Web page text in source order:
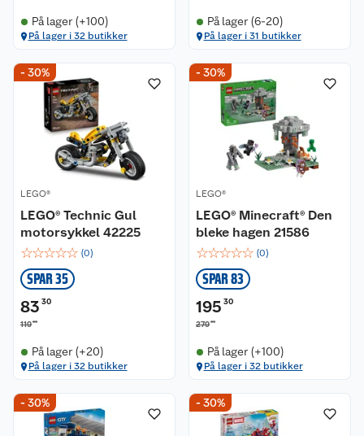
På lager (+100)
På lager i 32 butikker
På lager (6-20)
På lager i 31 butikker
- 30%
LEGO®
LEGO® Technic Gul
motorsykkel 42225
☆☆☆☆☆ (0)
SPAR 35
83 30
11900
På lager (+20)
På lager i 32 butikker
- 30%
LEGO®
LEGO® Minecraft® Den
bleke hagen 21586
☆☆☆☆☆ (0)
SPAR 83
195 30
27900
På lager (+100)
På lager i 32 butikker
- 30% - 30%